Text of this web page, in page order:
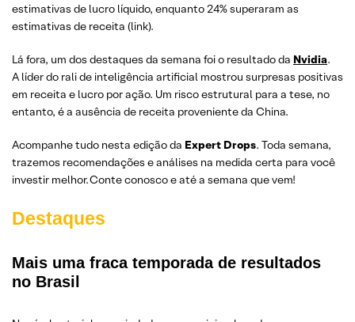
estimativas de lucro líquido, enquanto 24% superaram as
estimativas de receita (link).
Lá fora, um dos destaques da semana foi o resultado da Nvidia.
A líder do rali de inteligência artificial mostrou surpresas positivas
em receita e lucro por ação. Um risco estrutural para a tese, no
entanto, é a ausência de receita proveniente da China.
Acompanhe tudo nesta edição da Expert Drops. Toda semana,
trazemos recomendações e análises na medida certa para você
investir melhor. Conte conosco e até a semana que vem!
Destaques
Mais uma fraca temporada de resultados
no Brasil